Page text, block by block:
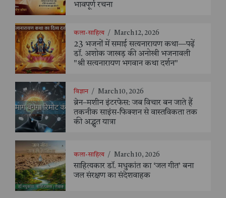
भावपूर्ण रचना
कला-साहित्य / March 12, 2026
23 भजनों में समाई सत्यनारायण कथा—पढ़ें
डॉ. अशोक जाखड़ की अनोखी भजनावली
"श्री सत्यनारायण भगवान कथा दर्शन"
विज्ञान / March 10, 2026
ब्रेन–मशीन इंटरफेस: जब विचार बन जाते हैं
तकनीक साइंस-फिक्शन से वास्तविकता तक
की अद्भुत यात्रा
कला-साहित्य / March 10, 2026
साहित्यकार डॉ. मधुकांत का ‘जल गीत’ बना
जल संरक्षण का संदेशवाहक